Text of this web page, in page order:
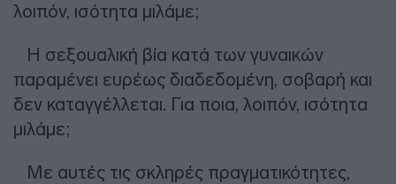
λοιπόν, ισότητα μιλάμε;
Η σεξουαλική βία κατά των γυναικών
παραμένει ευρέως διαδεδομένη, σοβαρή και
δεν καταγγέλλεται. Για ποια, λοιπόν, ισότητα
μιλάμε;
Με αυτές τις σκληρές πραγματικότητες,